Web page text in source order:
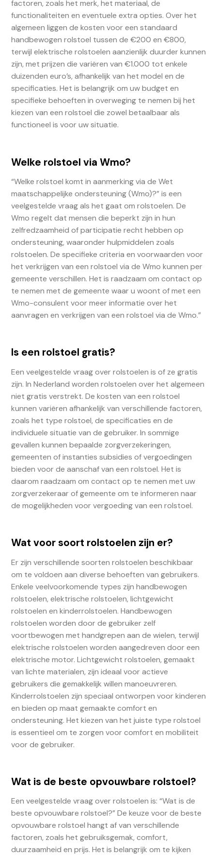
factoren, zoals het merk, het materiaal, de
functionaliteiten en eventuele extra opties. Over het
algemeen liggen de kosten voor een standaard
handbewogen rolstoel tussen de €200 en €800,
terwijl elektrische rolstoelen aanzienlijk duurder kunnen
zijn, met prijzen die variëren van €1.000 tot enkele
duizenden euro’s, afhankelijk van het model en de
specificaties. Het is belangrijk om uw budget en
specifieke behoeften in overweging te nemen bij het
kiezen van een rolstoel die zowel betaalbaar als
functioneel is voor uw situatie.
Welke rolstoel via Wmo?
“Welke rolstoel komt in aanmerking via de Wet
maatschappelijke ondersteuning (Wmo)?” is een
veelgestelde vraag als het gaat om rolstoelen. De
Wmo regelt dat mensen die beperkt zijn in hun
zelfredzaamheid of participatie recht hebben op
ondersteuning, waaronder hulpmiddelen zoals
rolstoelen. De specifieke criteria en voorwaarden voor
het verkrijgen van een rolstoel via de Wmo kunnen per
gemeente verschillen. Het is raadzaam om contact op
te nemen met de gemeente waar u woont of met een
Wmo-consulent voor meer informatie over het
aanvragen en verkrijgen van een rolstoel via de Wmo.”
Is een rolstoel gratis?
Een veelgestelde vraag over rolstoelen is of ze gratis
zijn. In Nederland worden rolstoelen over het algemeen
niet gratis verstrekt. De kosten van een rolstoel
kunnen variëren afhankelijk van verschillende factoren,
zoals het type rolstoel, de specificaties en de
individuele situatie van de gebruiker. In sommige
gevallen kunnen bepaalde zorgverzekeringen,
gemeenten of instanties subsidies of vergoedingen
bieden voor de aanschaf van een rolstoel. Het is
daarom raadzaam om contact op te nemen met uw
zorgverzekeraar of gemeente om te informeren naar
de mogelijkheden voor vergoeding van een rolstoel.
Wat voor soort rolstoelen zijn er?
Er zijn verschillende soorten rolstoelen beschikbaar
om te voldoen aan diverse behoeften van gebruikers.
Enkele veelvoorkomende types zijn handbewogen
rolstoelen, elektrische rolstoelen, lichtgewicht
rolstoelen en kinderrolstoelen. Handbewogen
rolstoelen worden door de gebruiker zelf
voortbewogen met handgrepen aan de wielen, terwijl
elektrische rolstoelen worden aangedreven door een
elektrische motor. Lichtgewicht rolstoelen, gemaakt
van lichte materialen, zijn ideaal voor actieve
gebruikers die gemakkelijk willen manoeuvreren.
Kinderrolstoelen zijn speciaal ontworpen voor kinderen
en bieden op maat gemaakte comfort en
ondersteuning. Het kiezen van het juiste type rolstoel
is essentieel om te zorgen voor comfort en mobiliteit
voor de gebruiker.
Wat is de beste opvouwbare rolstoel?
Een veelgestelde vraag over rolstoelen is: “Wat is de
beste opvouwbare rolstoel?” De keuze voor de beste
opvouwbare rolstoel hangt af van verschillende
factoren, zoals het gebruiksgemak, comfort,
duurzaamheid en prijs. Het is belangrijk om te kijken